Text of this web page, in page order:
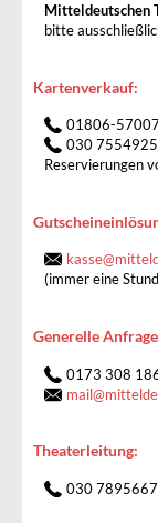
Mitteldeutschen
bitte
Kartenverkauf:
01806-
030
Reservierungen
kasse@
(immer eine
Generelle
0173 308
mail@
Theaterleitung:
030